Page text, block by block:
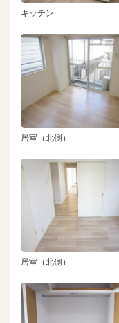
キッチン
居室（北側）
居室（北側）